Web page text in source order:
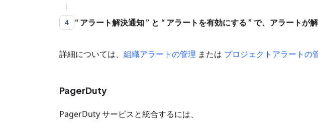
4 アラート解決通知 と アラートを有効にする で、アラートが
詳細については、 組織アラートの管理 または プロジェクトアラートの
PagerDuty
PagerDuty サービスと統合するには、